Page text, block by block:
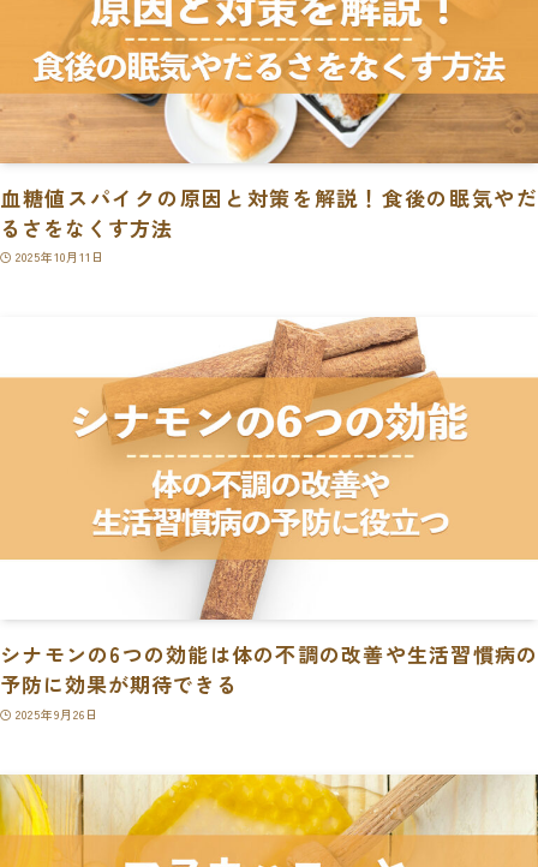
血糖値スパイクの原因と対策を解説！食後の眠気やだ
るさをなくす方法
2025年10月11日
シナモンの6つの効能は体の不調の改善や生活習慣病の
予防に効果が期待できる
2025年9月26日